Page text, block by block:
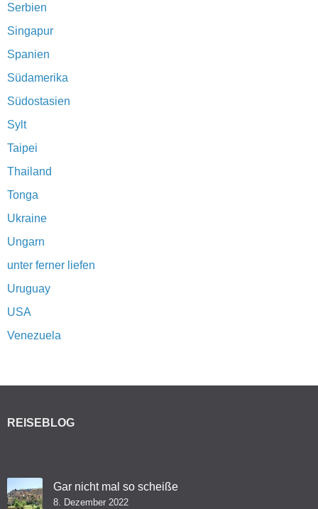
Serbien
Singapur
Spanien
Südamerika
Südostasien
Sylt
Taipei
Thailand
Tonga
Ukraine
Ungarn
unter ferner liefen
Uruguay
USA
Venezuela
REISEBLOG
Gar nicht mal so scheiße
8. Dezember 2022